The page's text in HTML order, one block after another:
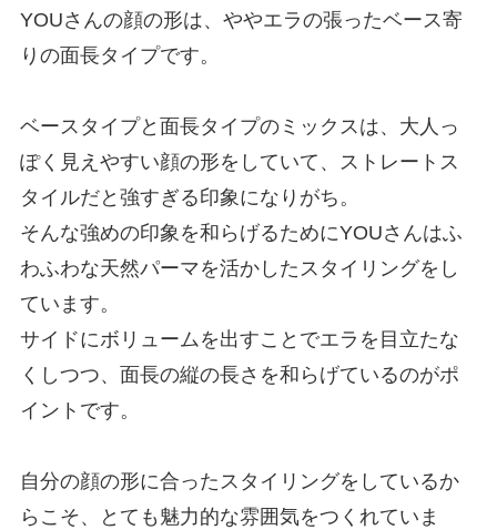
YOUさんの顔の形は、ややエラの張ったベース寄
りの面長タイプです。
ベースタイプと面長タイプのミックスは、大人っ
ぽく見えやすい顔の形をしていて、ストレートス
タイルだと強すぎる印象になりがち。
そんな強めの印象を和らげるためにYOUさんはふ
わふわな天然パーマを活かしたスタイリングをし
ています。
サイドにボリュームを出すことでエラを目立たな
くしつつ、面長の縦の長さを和らげているのがポ
イントです。
自分の顔の形に合ったスタイリングをしているか
らこそ、とても魅力的な雰囲気をつくれていま